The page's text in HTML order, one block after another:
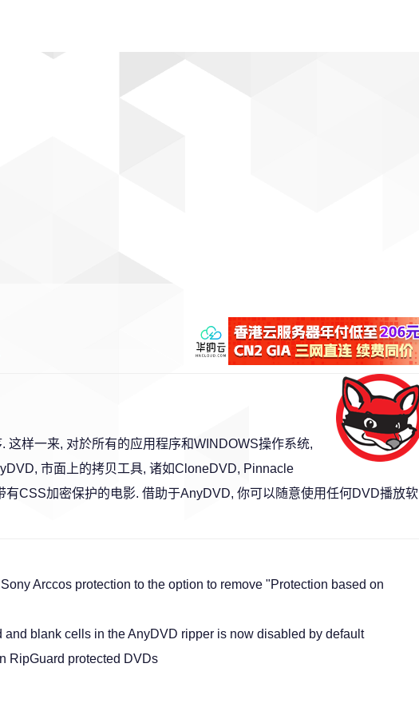
样一来, 对於所有的应用程序和WINDOWS操作系统,
市面上的拷贝工具, 诸如CloneDVD, Pinnacle
CSS加密保护的电影. 借助于AnyDVD, 你可以随意使用任何DVD播放软
Arccos protection to the option to remove "Protection based on
blank cells in the AnyDVD ripper is now disabled by default
RipGuard protected DVDs